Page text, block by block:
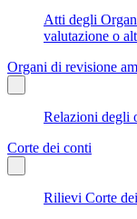
Atti degli
valutazione o
Organi di revisione
Relazioni degli
Corte dei conti
Rilievi Corte